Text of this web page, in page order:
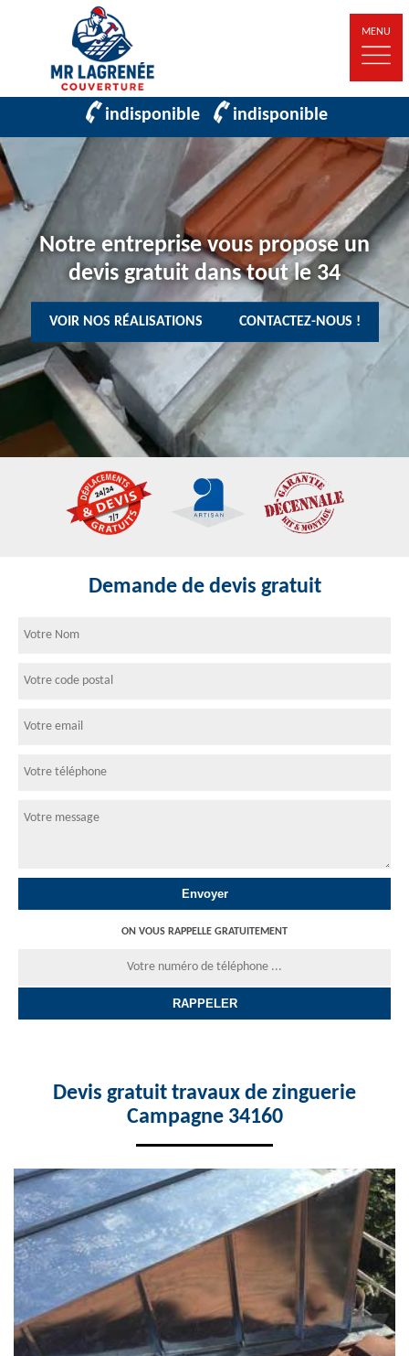
MENU
indisponible indisponible
Notre entreprise vous propose un
devis gratuit dans tout le 34
VOIR NOS RÉALISATIONS CONTACTEZ-NOUS !
Demande de devis gratuit
ON VOUS RAPPELLE GRATUITEMENT
Devis gratuit travaux de zinguerie
Campagne 34160